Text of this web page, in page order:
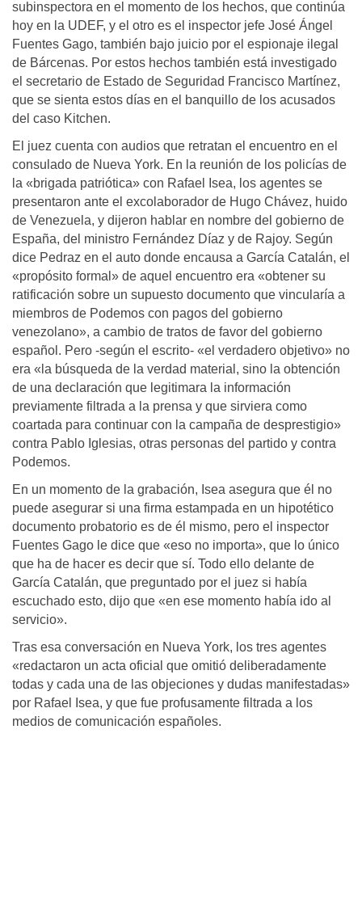
subinspectora en el momento de los hechos, que continúa
hoy en la UDEF, y el otro es el inspector jefe José Ángel
Fuentes Gago, también bajo juicio por el espionaje ilegal
de Bárcenas. Por estos hechos también está investigado
el secretario de Estado de Seguridad Francisco Martínez,
que se sienta estos días en el banquillo de los acusados
del caso Kitchen.
El juez cuenta con audios que retratan el encuentro en el
consulado de Nueva York. En la reunión de los policías de
la «brigada patriótica» con Rafael Isea, los agentes se
presentaron ante el excolaborador de Hugo Chávez, huido
de Venezuela, y dijeron hablar en nombre del gobierno de
España, del ministro Fernández Díaz y de Rajoy. Según
dice Pedraz en el auto donde encausa a García Catalán, el
«propósito formal» de aquel encuentro era «obtener su
ratificación sobre un supuesto documento que vincularía a
miembros de Podemos con pagos del gobierno
venezolano», a cambio de tratos de favor del gobierno
español. Pero -según el escrito- «el verdadero objetivo» no
era «la búsqueda de la verdad material, sino la obtención
de una declaración que legitimara la información
previamente filtrada a la prensa y que sirviera como
coartada para continuar con la campaña de desprestigio»
contra Pablo Iglesias, otras personas del partido y contra
Podemos.
En un momento de la grabación, Isea asegura que él no
puede asegurar si una firma estampada en un hipotético
documento probatorio es de él mismo, pero el inspector
Fuentes Gago le dice que «eso no importa», que lo único
que ha de hacer es decir que sí. Todo ello delante de
García Catalán, que preguntado por el juez si había
escuchado esto, dijo que «en ese momento había ido al
servicio».
Tras esa conversación en Nueva York, los tres agentes
«redactaron un acta oficial que omitió deliberadamente
todas y cada una de las objeciones y dudas manifestadas»
por Rafael Isea, y que fue profusamente filtrada a los
medios de comunicación españoles.